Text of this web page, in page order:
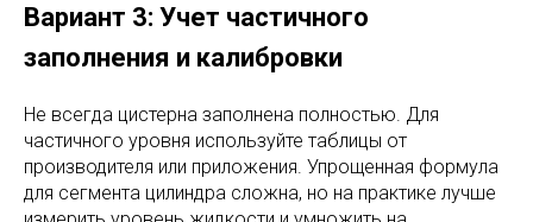
Вариант 3: Учет частичного
заполнения и калибровки
Не всегда цистерна заполнена полностью. Для
частичного уровня используйте таблицы от
производителя или приложения. Упрощенная формула
для сегмента цилиндра сложна, но на практике лучше